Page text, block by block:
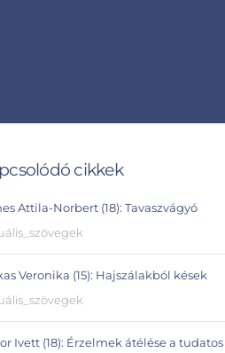
cikkek
Attila-Norbert (18): Tavaszvágyó
Veronika (15): Hajszálakból kések
Ivett (18): Érzelmek átélése a